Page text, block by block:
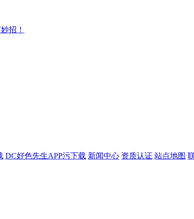
！
DC好色先生APP污下载 新闻中心 资质认证 站点地图